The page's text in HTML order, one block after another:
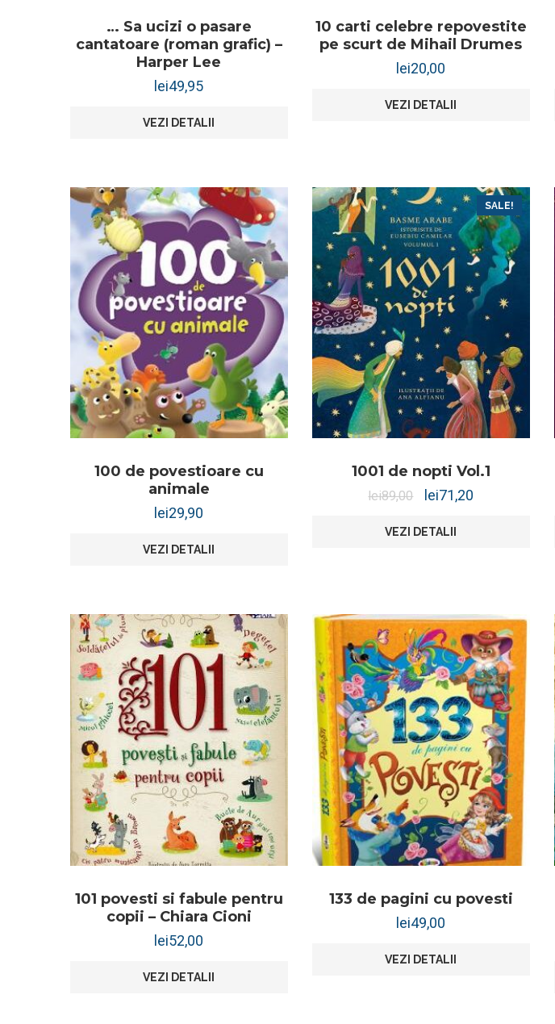
… Sa ucizi o pasare
cantatoare (roman grafic) –
Harper Lee
lei49,95
VEZI DETALII
10 carti celebre repovestite
pe scurt de Mihail Drumes
lei20,00
VEZI DETALII
100 de povestioare cu
animale
lei29,90
VEZI DETALII
SALE!
1001 de nopti Vol.1
lei89,00 lei71,20
VEZI DETALII
101 povesti si fabule pentru
copii – Chiara Cioni
lei52,00
VEZI DETALII
133 de pagini cu povesti
lei49,00
VEZI DETALII